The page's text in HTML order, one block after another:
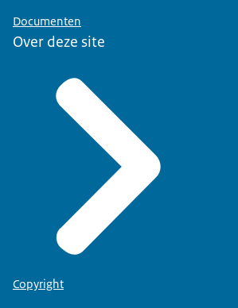
Documenten
Over deze site
Copyright